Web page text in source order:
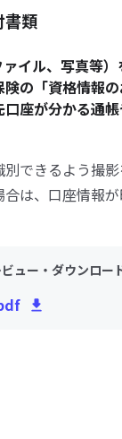
書類
イル、写真等
の「資格情報
座が分かる通
できるよう撮影
は、口座情報
ュー・ダウンロー